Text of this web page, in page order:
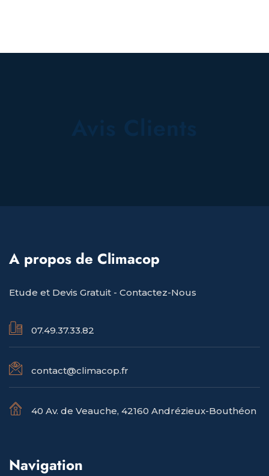
A propos de Climacop
Etude et Devis Gratuit - Contactez-Nous
07.49.37.33.82
contact@climacop.fr
40 Av. de Veauche, 42160 Andrézieux-Bouthéon
Navigation